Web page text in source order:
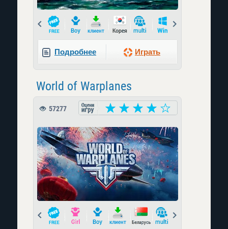
Prev
Подробнее Играть
World of Warplanes
57277
Prev